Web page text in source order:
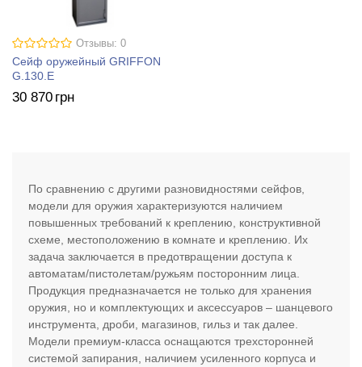
Отзывы: 0
Сейф оружейный GRIFFON
G.130.E
30 870 грн
По сравнению с другими разновидностями сейфов,
модели для оружия характеризуются наличием
повышенных требований к креплению, конструктивной
схеме, местоположению в комнате и креплению. Их
задача заключается в предотвращении доступа к
автоматам/пистолетам/ружьям посторонним лица.
Продукция предназначается не только для хранения
оружия, но и комплектующих и аксессуаров – шанцевого
инструмента, дроби, магазинов, гильз и так далее.
Модели премиум-класса оснащаются трехсторонней
системой запирания, наличием усиленного корпуса и